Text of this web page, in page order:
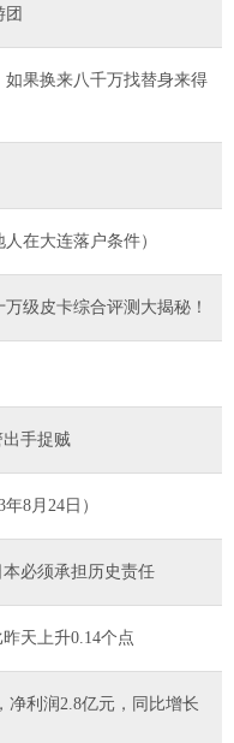
果换来八千万找替身来得
在大连落户条件）
级皮卡综合评测大揭秘！
出手捉贼
8月24日）
必须承担历史责任
天上升0.14个点
净利润2.8亿元，同比增长